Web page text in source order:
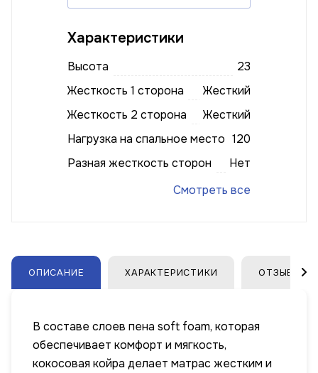
Характеристики
Высота
23
Жесткость 1 сторона
Жесткий
Жесткость 2 сторона
Жесткий
Нагрузка на спальное место 120
Разная жесткость сторон
Нет
Смотреть все
ОПИСАНИЕ ХАРАКТЕРИСТИКИ ОТЗЫВЫ
В составе слоев пена soft foam, которая
обеспечивает комфорт и мягкость,
кокосовая койра делает матрас жестким и